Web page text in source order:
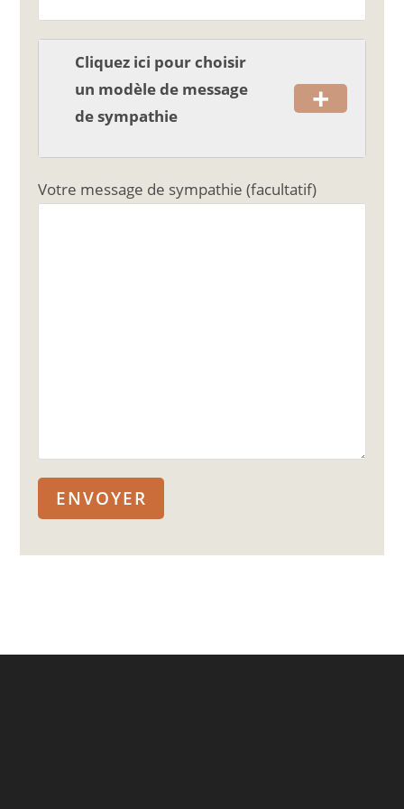
k
Cliquez ici pour choisir
un modèle de message
de sympathie
+
Votre message de sympathie (facultatif)